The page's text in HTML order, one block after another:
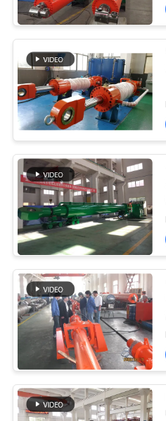
투
어
품
질
관
저
희
와
연
락
인
용